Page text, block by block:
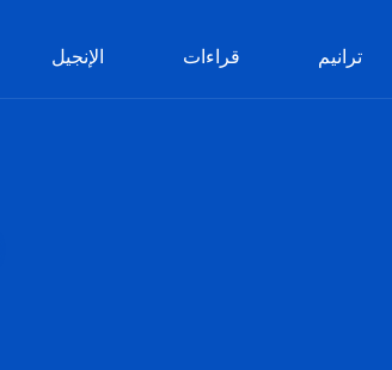
ترانيم قراءات الإنجيل